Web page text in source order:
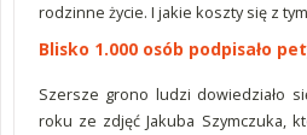
rodzinne życie. I jakie koszty się z
Blisko 1.000 osób podpisało
Szersze grono ludzi dowiedziało
roku ze zdjęć Jakuba Szymczuka,